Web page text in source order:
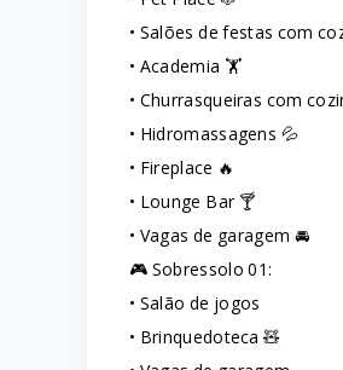
• Salões de festas com
• Academia 🏋️
• Churrasqueiras com
• Hidromassagens 💦
• Fireplace 🔥
• Lounge Bar 🍸
• Vagas de garagem 🚘
🎮 Sobressolo 01:
• Salão de jogos
• Brinquedoteca 🧸